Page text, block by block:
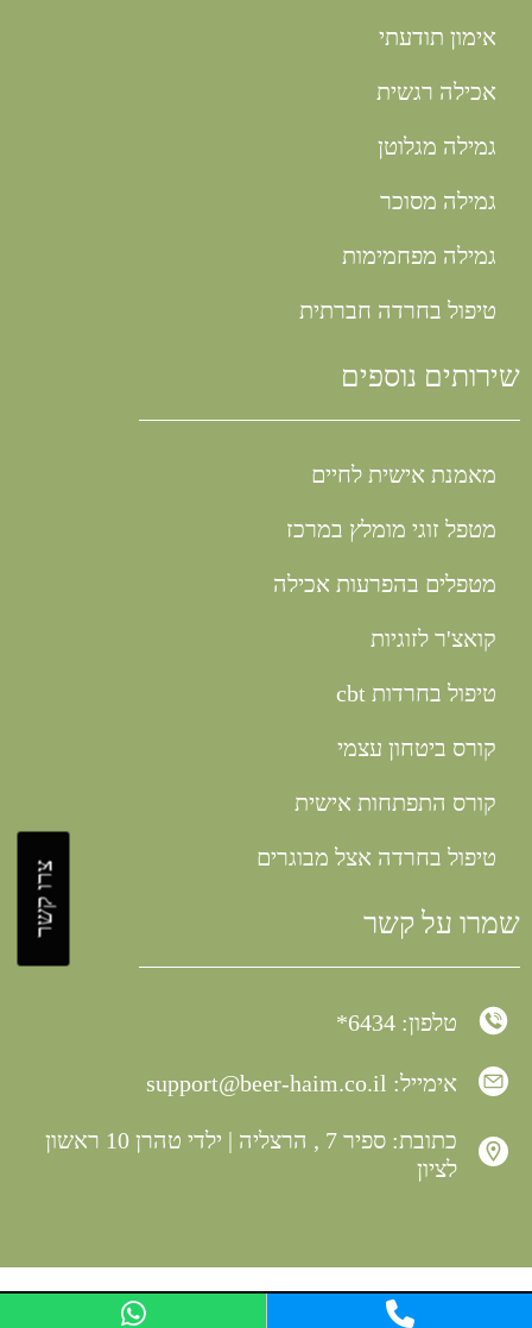
צרו קשר
אימון תודעתי
אכילה רגשית
גמילה מגלוטן
גמילה מסוכר
גמילה מפחמימות
טיפול בחרדה חברתית
שירותים נוספים
מאמנת אישית לחיים
מטפל זוגי מומלץ במרכז
מטפלים בהפרעות אכילה
קואצ'ר לזוגיות
טיפול בחרדות cbt
קורס ביטחון עצמי
קורס התפתחות אישית
טיפול בחרדה אצל מבוגרים
שמרו על קשר
טלפון: 6434*
אימייל: support@beer-haim.co.il
כתובת: ספיר 7 , הרצליה | ילדי טהרן 10 ראשון
לציון